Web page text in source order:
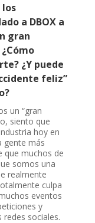
los
a DBOX a
gran
¿Y puede
feliz”
un “gran
siento que
hoy en
gente más
que muchos de
somos una
realmente
culpa
eventos
y
sociales.